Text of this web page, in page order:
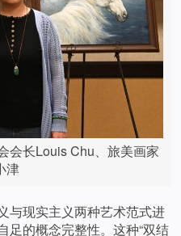
会长Louis Chu、旅美画家
津
与现实主义两种艺术范式进
足的概念完整性。这种“双结